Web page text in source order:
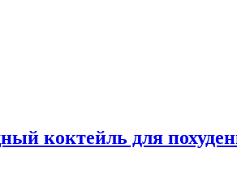
коктейль для